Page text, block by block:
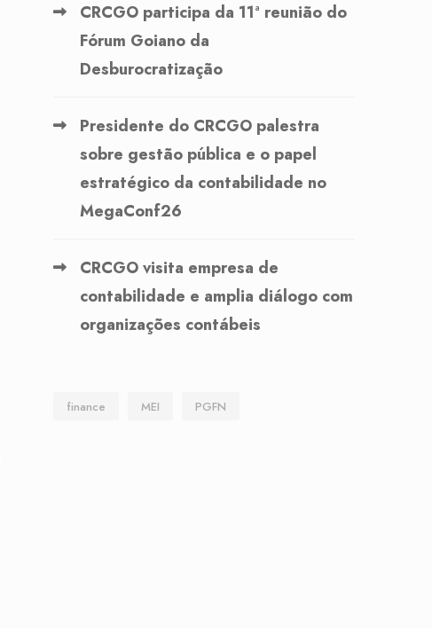
CRCGO participa da 11ª reunião do
Fórum Goiano da
Desburocratização
Presidente do CRCGO palestra
sobre gestão pública e o papel
estratégico da contabilidade no
MegaConf26
CRCGO visita empresa de
contabilidade e amplia diálogo com
organizações contábeis
finance MEI PGFN